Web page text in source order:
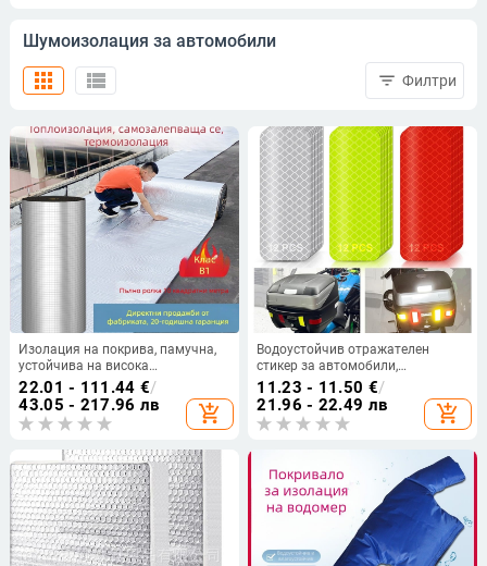
Шумоизолация за автомобили
view_list
apps filter_list Филтри
Изолация на покрива, памучна,
устойчива на висока
температура, огнеупорна кърпа,
изолационно фолио за таван на
покрива, самозалепваща се
изолационна плоча за покрив
22.01 - 111.44 €/
43.05 - 217.96 лв
add_shopping_cart
Водоустойчив отражателен
стикер за автомобили,
електрически превозни средства
и каски (PET)
11.23 - 11.50 €/
21.96 - 22.49 лв
add_shopping_cart